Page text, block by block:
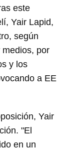
este
Yair Lapid,
según
por
y los
a EE
Yair
"El
en un